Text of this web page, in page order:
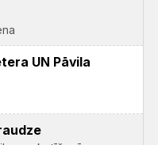
UN Pāvila